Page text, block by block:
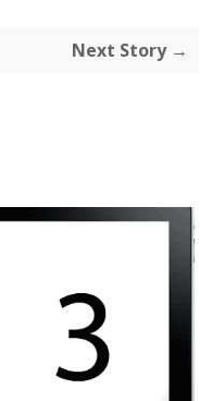
Next Story →